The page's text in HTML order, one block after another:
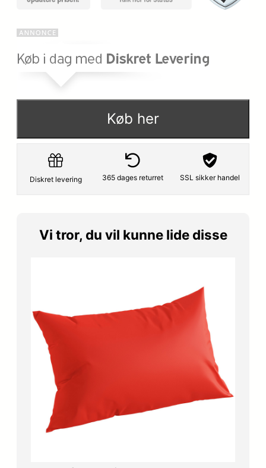
Køb her
Diskret levering 365 dages returret SSL sikker handel
Vi tror, du vil kunne lide disse